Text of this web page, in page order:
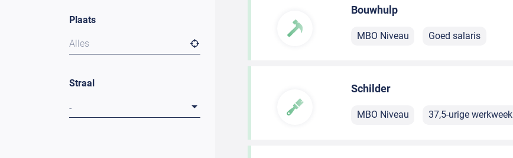
Plaats
Alles
Straal
-
Bouwhulp
MBO Niveau Goed salaris
Schilder
MBO Niveau 37,5-urige werkweek